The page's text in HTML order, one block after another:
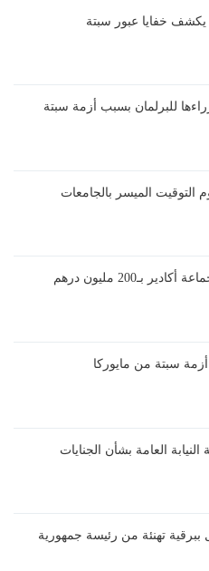
خفايا عبور سبتة
للبرلمان بسبب أزمة سبتة
التوقيت الميسر بالجامعات
بـ200 مليون درهم
أزمة سبتة من مايوركا
العامة بشأن الجنايات
ببرقية تهنئة من رئيسة جمهورية